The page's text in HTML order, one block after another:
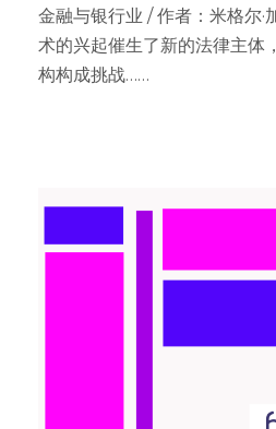
金融与银行业 / 作者：米格尔·
术的兴起催生了新的法律主体
构构成挑战……